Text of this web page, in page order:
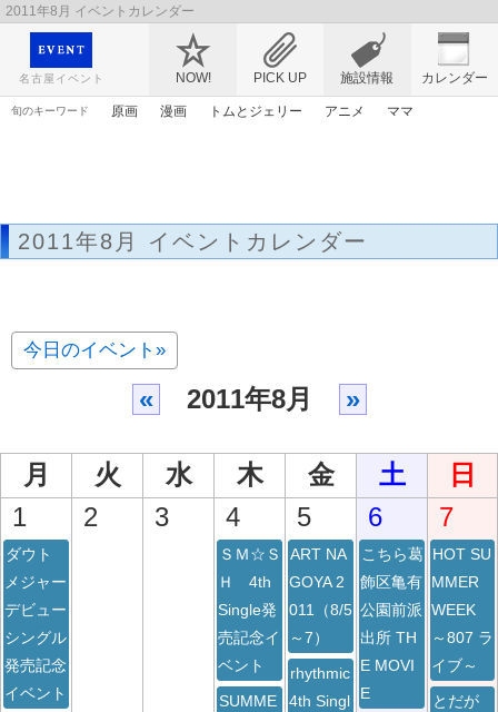
2011年8月 イベントカレンダー
映画や音楽コンサート、レジャーやアート、テレビ、ショップ、出会い、転職まで名古
屋のイベント情報を幅広く掲載
名古屋イベント NOW! PICK UP カレンダー
施設情報
旬のキーワード 原画 漫画 トムとジェリー アニメ
ママ
2011年8月 イベントカレンダー
今日のイベント»
« 2011年8月 »
とだが
HOT SU
MMER
WEEK
～807 ラ
イブ～
こちら葛
飾区亀有
公園前派
出所 TH
E MOVI
E
ART NA
GOYA 2
011（8/5
～7）
rhythmic
4th Singl
ＳＭ☆Ｓ
Ｈ 4th
Single発
売記念イ
ベント
SUMME
ダウト
メジャー
デビュー
シングル
発売記念
イベント
月 火 水 木 金 土
日
1
2 3 4 5 6 7